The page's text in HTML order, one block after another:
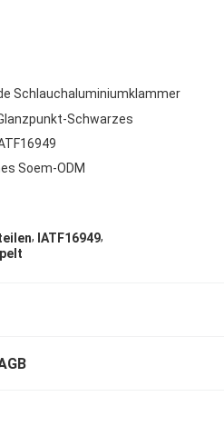
Schlauchaluminiumklammer
Schwarzes
Soem-ODM
, IATF16949,